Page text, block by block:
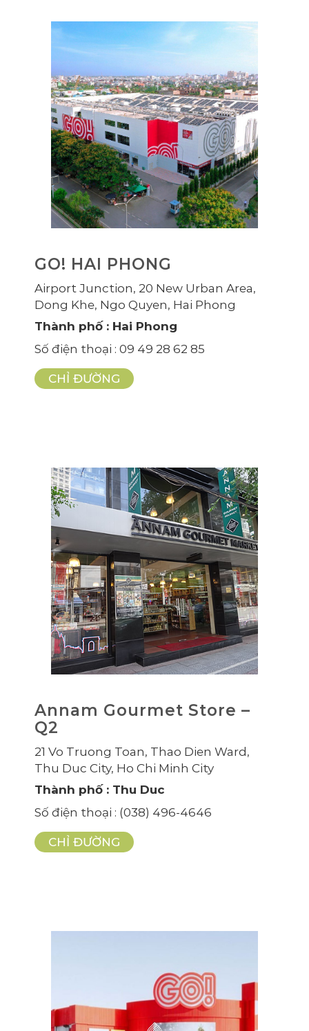
GO! HAI PHONG
Airport Junction, 20 New Urban Area,
Dong Khe, Ngo Quyen, Hai Phong
Thành phố: Hai Phong
Số điện thoại : 09 49 28 62 85
CHỈ ĐƯỜNG
Annam Gourmet Store –
Q2
21 Vo Truong Toan, Thao Dien Ward,
Thu Duc City, Ho Chi Minh City
Thành phố: Thu Duc
Số điện thoại : (038) 496-4646
CHỈ ĐƯỜNG